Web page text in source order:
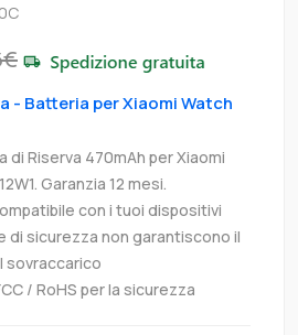
Batteria per Xiaomi Watch
di Riserva 470mAh per Xiaomi
Garanzia 12 mesi.
con i tuoi dispositivi
di sicurezza non garantiscono il
sovraccarico
/ RoHS per la sicurezza